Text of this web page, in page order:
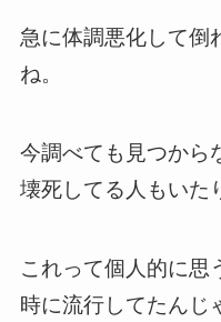
急に体調悪化して倒
ね。
今調べても見つから
壊死してる人もいた
これって個人的に思
時に流行してたんじ